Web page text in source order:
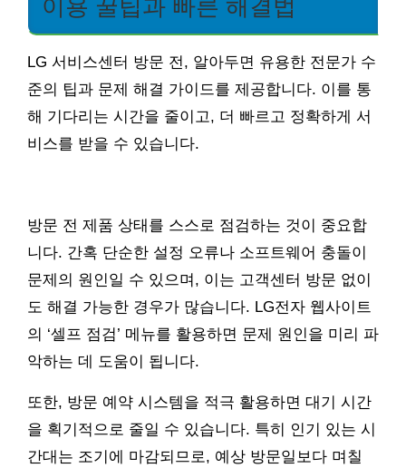
이용 꿀팁과 빠른 해결법
LG 서비스센터 방문 전, 알아두면 유용한 전문가 수
준의 팁과 문제 해결 가이드를 제공합니다. 이를 통
해 기다리는 시간을 줄이고, 더 빠르고 정확하게 서
비스를 받을 수 있습니다.
방문 전 제품 상태를 스스로 점검하는 것이 중요합
니다. 간혹 단순한 설정 오류나 소프트웨어 충돌이
문제의 원인일 수 있으며, 이는 고객센터 방문 없이
도 해결 가능한 경우가 많습니다. LG전자 웹사이트
의 ‘셀프 점검’ 메뉴를 활용하면 문제 원인을 미리 파
악하는 데 도움이 됩니다.
또한, 방문 예약 시스템을 적극 활용하면 대기 시간
을 획기적으로 줄일 수 있습니다. 특히 인기 있는 시
간대는 조기에 마감되므로, 예상 방문일보다 며칠